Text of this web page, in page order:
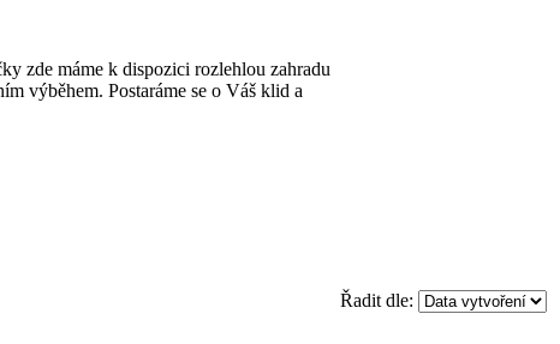
zde máme k dispozici rozlehlou zahradu
výběhem. Postaráme se o Váš klid a
Řadit dle: